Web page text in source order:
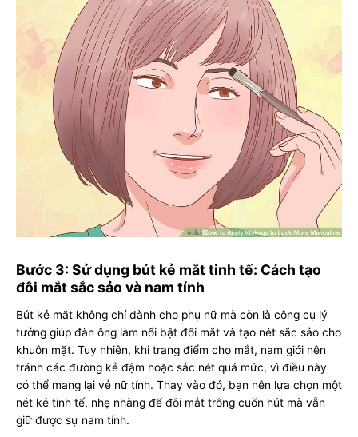
Bước 3: Sử dụng bút kẻ mắt tinh tế: Cách tạo
đôi mắt sắc sảo và nam tính
Bút kẻ mắt không chỉ dành cho phụ nữ mà còn là công cụ lý
tưởng giúp đàn ông làm nổi bật đôi mắt và tạo nét sắc sảo cho
khuôn mặt. Tuy nhiên, khi trang điểm cho mắt, nam giới nên
tránh các đường kẻ đậm hoặc sắc nét quá mức, vì điều này
có thể mang lại vẻ nữ tính. Thay vào đó, bạn nên lựa chọn một
nét kẻ tinh tế, nhẹ nhàng để đôi mắt trông cuốn hút mà vẫn
giữ được sự nam tính.